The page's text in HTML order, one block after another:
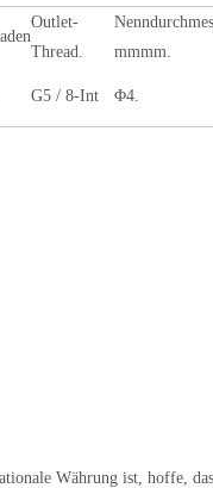
Outlet-
Thread.
mmmm.
G5 / 8-Int Φ4.
Währung ist, hoffe,